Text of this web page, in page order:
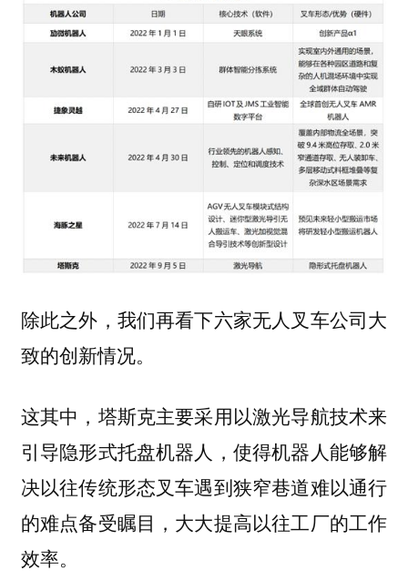
除此之外，我们再看下六家无人叉车公司大
致的创新情况。
这其中，塔斯克主要采用以激光导航技术来
引导隐形式托盘机器人，使得机器人能够解
决以往传统形态叉车遇到狭窄巷道难以通行
的难点备受瞩目，大大提高以往工厂的工作
效率。